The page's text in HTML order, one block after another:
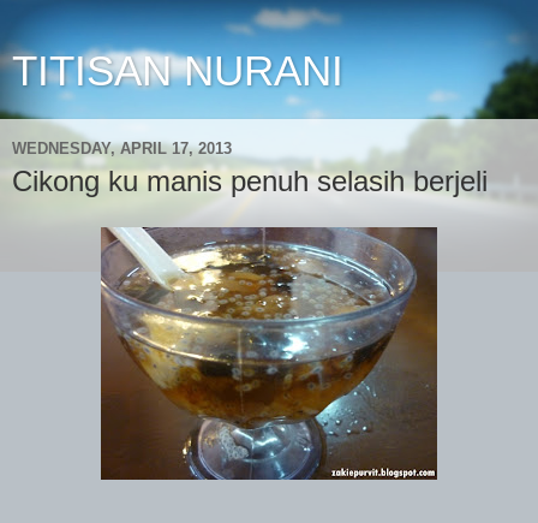
TITISAN NURANI
WEDNESDAY, APRIL 17, 2013
Cikong ku manis penuh selasih berjeli